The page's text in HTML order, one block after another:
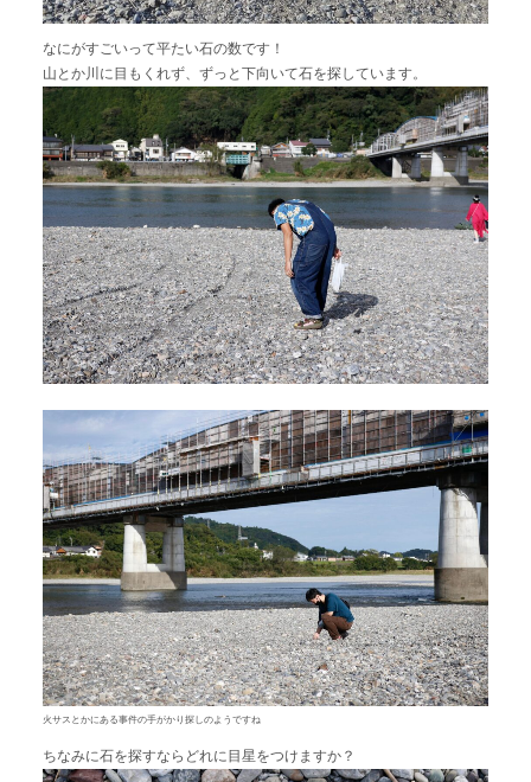
なにがすごいって平たい石の数です！
山とか川に目もくれず、ずっと下向いて石を探しています。
火サスとかにある事件の手がかり探しのようですね
ちなみに石を探すならどれに目星をつけますか？